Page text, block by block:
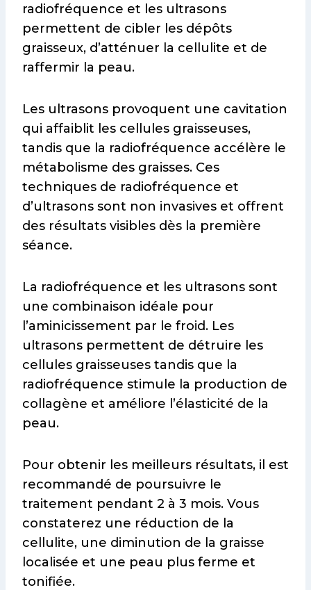
radiofréquence et les ultrasons
permettent de cibler les dépôts
graisseux, d’atténuer la cellulite et de
raffermir la peau.
Les ultrasons provoquent une cavitation
qui affaiblit les cellules graisseuses,
tandis que la radiofréquence accélère le
métabolisme des graisses. Ces
techniques de radiofréquence et
d’ultrasons sont non invasives et offrent
des résultats visibles dès la première
séance.
La radiofréquence et les ultrasons sont
une combinaison idéale pour
l’aminicissement par le froid. Les
ultrasons permettent de détruire les
cellules graisseuses tandis que la
radiofréquence stimule la production de
collagène et améliore l’élasticité de la
peau.
Pour obtenir les meilleurs résultats, il est
recommandé de poursuivre le
traitement pendant 2 à 3 mois. Vous
constaterez une réduction de la
cellulite, une diminution de la graisse
localisée et une peau plus ferme et
tonifiée.